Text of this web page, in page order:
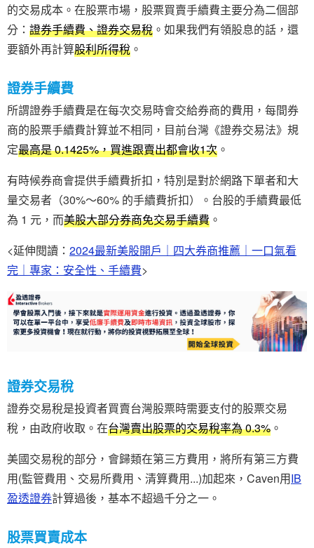
的交易成本。在股票市場，股票買賣手續費主要分為二個部
分： 證券手續費、證券交易稅 。如果我們有領股息的話，還
要額外再計算股利所得稅 。
證券手續費
所謂證券手續費是在每次交易時會交給券商的費用，每間券
商的股票手續費計算並不相同，目前台灣《證券交易法》規
定最高是 0.1425%，買進跟賣出都會收1次 。
有時候券商會提供手續費折扣，特別是對於網路下單者和大
量交易者（30%～60% 的手續費折扣）。台股的手續費最低
為 1 元，而美股大部分券商免交易手續費 。
<延伸閱讀： 2024最新美股開戶｜四大券商推薦｜一口氣看
完｜專家：安全性、手續費>
證券交易稅
證券交易稅是投資者買賣台灣股票時需要支付的股票交易
稅，由政府收取。在台灣賣出股票的交易稅率為 0.3% 。
美國交易稅的部分，會歸類在第三方費用，將所有第三方費
用(監管費用、交易所費用、清算費用...)加起來，Caven用IB
盈透證券計算過後，基本不超過千分之一。
股票買賣成本